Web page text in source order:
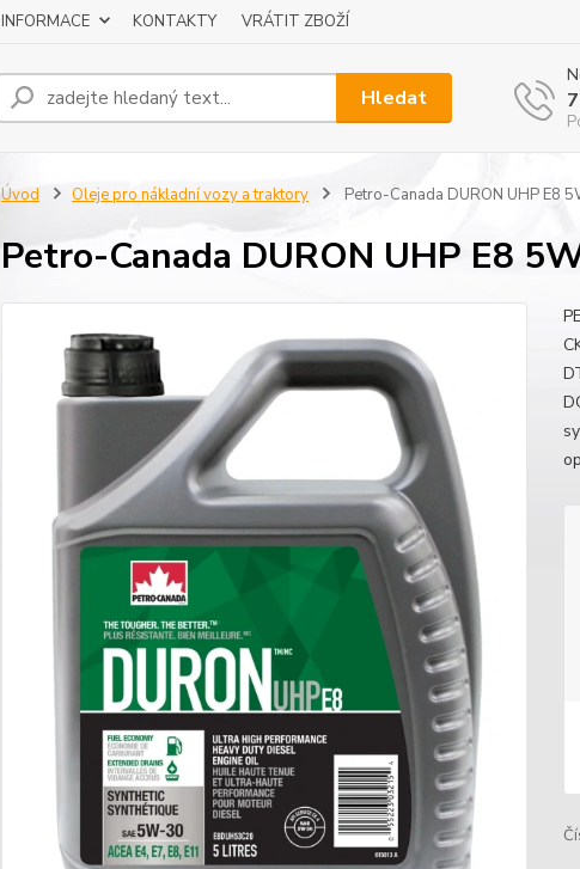
INFORMACE KONTAKTY VRÁTIT ZBOŽÍ
Hledat
Úvod Oleje pro nákladní vozy a traktory Petro-Canada DURON UHP E8
Petro-Canada DURON UHP E8